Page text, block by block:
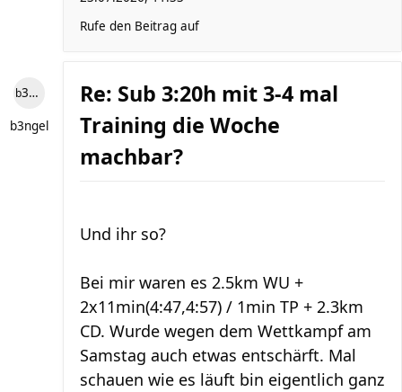
Rufe den Beitrag auf
b3ngel
b3ngel
Re: Sub 3:20h mit 3-4 mal
Training die Woche
machbar?
Und ihr so?
Bei mir waren es 2.5km WU +
2x11min(4:47,4:57) / 1min TP + 2.3km
CD. Wurde wegen dem Wettkampf am
Samstag auch etwas entschärft. Mal
schauen wie es läuft bin eigentlich ganz